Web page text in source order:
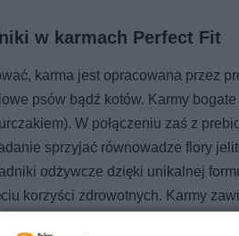
w karmach Perfect Fit
karma jest opracowana przez
psów bądź kotów. Karmy
W połączeniu zaś z
sprzyjać równowadze flory
odżywcze dzięki unikalnej
korzyści zdrowotnych. Karmy